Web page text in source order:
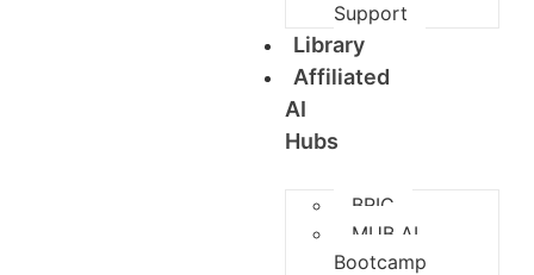
Support
Library
Affiliated
AI
Hubs
BRIC
MUB AI
Bootcamp